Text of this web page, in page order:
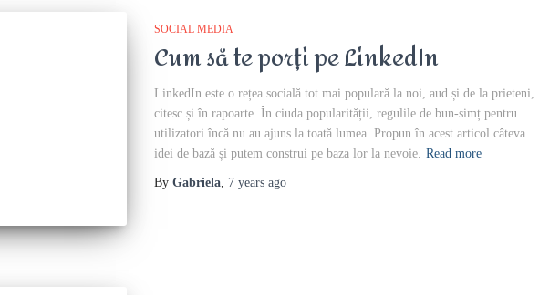
SOCIAL MEDIA
Cum să te porți pe LinkedIn
LinkedIn este o rețea socială tot mai populară la noi, aud și de la prieteni,
citesc și în rapoarte. În ciuda popularității, regulile de bun-simț pentru
utilizatori încă nu au ajuns la toată lumea. Propun în acest articol câteva
idei de bază și putem construi pe baza lor la nevoie. Read more
By Gabriela, 7 years ago